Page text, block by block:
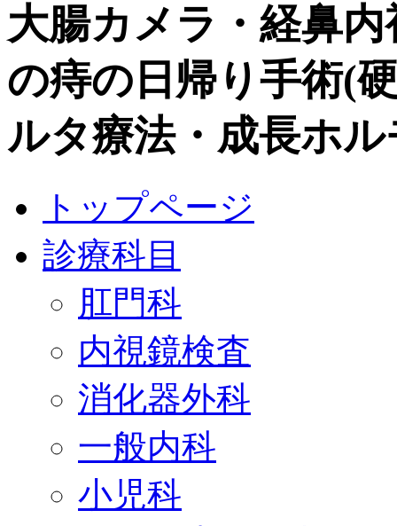
大腸カメラ・経鼻
の痔の日帰り手術(
ルタ療法・成長ホ
トップページ
診療科目
肛門科
内視鏡検査
消化器外科
一般内科
小児科